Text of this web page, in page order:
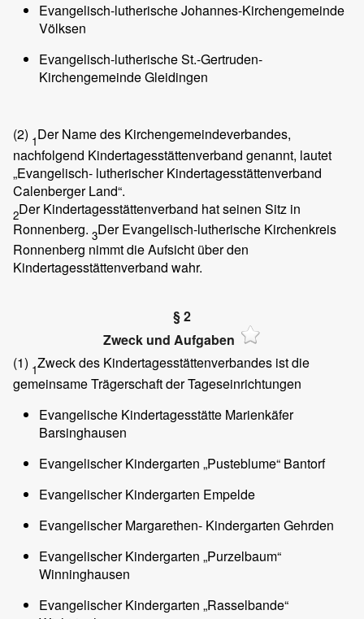
Evangelisch-lutherische Johannes-Kirchengemeinde
Völksen
Evangelisch-lutherische St.-Gertruden-
Kirchengemeinde Gleidingen
(2) 1Der Name des Kirchengemeindeverbandes,
nachfolgend Kindertagesstättenverband genannt, lautet
„Evangelisch- lutherischer Kindertagesstättenverband
Calenberger Land“.
2Der Kindertagesstättenverband hat seinen Sitz in
Ronnenberg. 3Der Evangelisch-lutherische Kirchenkreis
Ronnenberg nimmt die Aufsicht über den
Kindertagesstättenverband wahr.
§ 2
Zweck und Aufgaben
(1) 1Zweck des Kindertagesstättenverbandes ist die
gemeinsame Trägerschaft der Tageseinrichtungen
Evangelische Kindertagesstätte Marienkäfer
Barsinghausen
Evangelischer Kindergarten „Pusteblume“ Bantorf
Evangelischer Kindergarten Empelde
Evangelischer Margarethen- Kindergarten Gehrden
Evangelischer Kindergarten „Purzelbaum“
Winninghausen
Evangelischer Kindergarten „Rasselbande“